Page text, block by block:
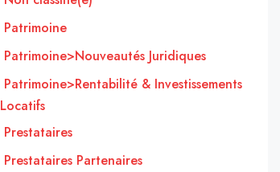
Patrimoine
Patrimoine>Nouveautés Juridiques
Patrimoine>Rentabilité & Investissements
Locatifs
Prestataires
Prestataires Partenaires